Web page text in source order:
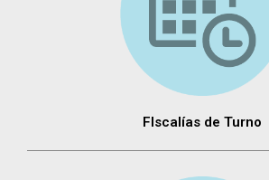
FIscalías de Turno